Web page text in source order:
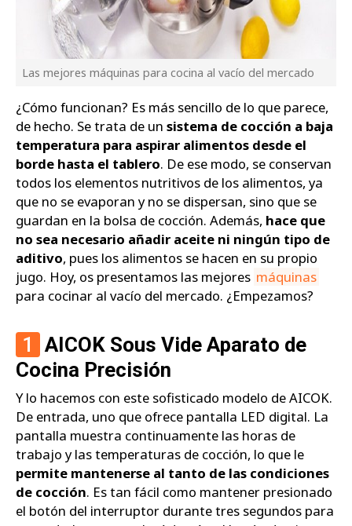
Las mejores máquinas para cocina al vacío del mercado
¿Cómo funcionan? Es más sencillo de lo que parece,
de hecho. Se trata de un sistema de cocción a baja
temperatura para aspirar alimentos desde el
borde hasta el tablero. De ese modo, se conservan
todos los elementos nutritivos de los alimentos, ya
que no se evaporan y no se dispersan, sino que se
guardan en la bolsa de cocción. Además, hace que
no sea necesario añadir aceite ni ningún tipo de
aditivo, pues los alimentos se hacen en su propio
jugo. Hoy, os presentamos las mejores máquinas
para cocinar al vacío del mercado. ¿Empezamos?
1
AICOK Sous Vide Aparato de
Cocina Precisión
Y lo hacemos con este sofisticado modelo de AICOK.
De entrada, uno que ofrece pantalla LED digital. La
pantalla muestra continuamente las horas de
trabajo y las temperaturas de cocción, lo que le
permite mantenerse al tanto de las condiciones
de cocción. Es tan fácil como mantener presionado
el botón del interruptor durante tres segundos para